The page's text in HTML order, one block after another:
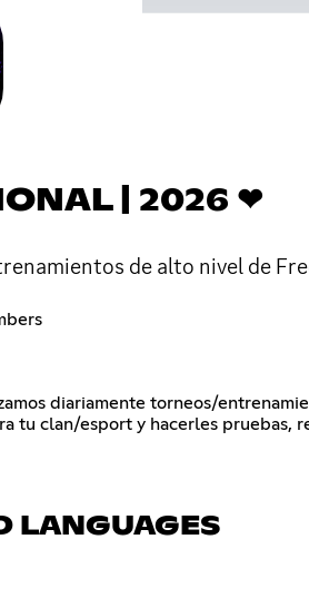
| 2026 ❤
de alto nivel de
diariamente torneos/
tu clan/esport y hacerles pruebas,
LANGUAGES